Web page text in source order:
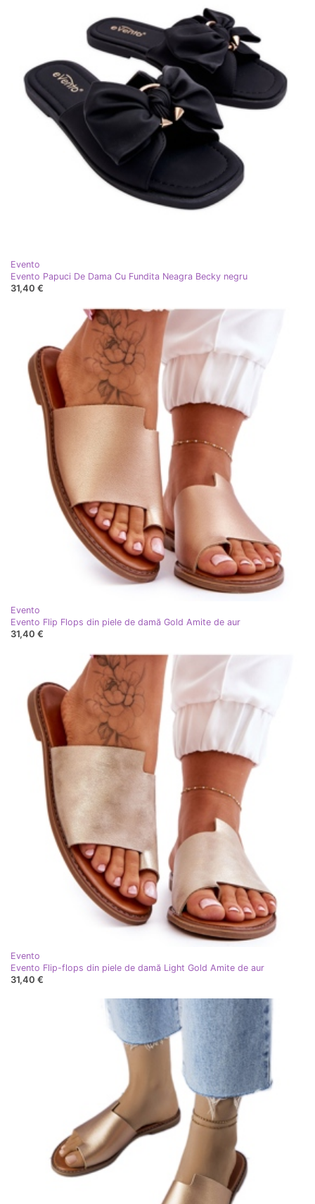
Evento
Evento Papuci De Dama Cu Fundita Neagra Becky negru
31,40 €
Evento
Evento Flip Flops din piele de damă Gold Amite de aur
31,40 €
Evento
Evento Flip-flops din piele de damă Light Gold Amite de aur
31,40 €